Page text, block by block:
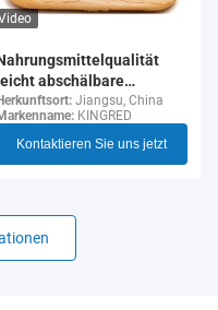
leicht abschälbare
Zellulose-
Hülle für Hotdogs
Jiangsu, China
KINGRED
Kontaktieren Sie uns jetzt